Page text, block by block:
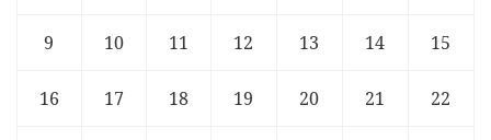
9 10 11 12 13 14 15
16 17 18 19 20 21 22